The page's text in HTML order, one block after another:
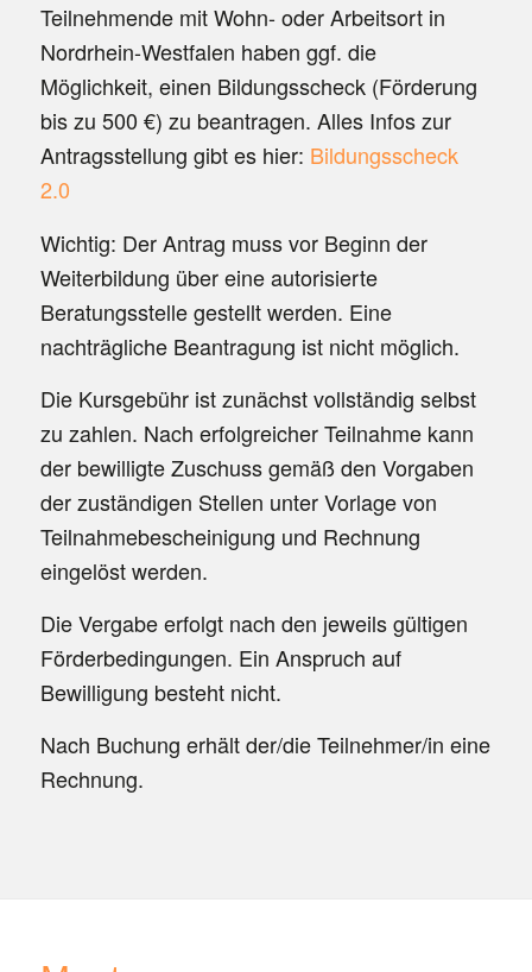
Teilnehmende mit Wohn- oder Arbeitsort in
Nordrhein-Westfalen haben ggf. die
Möglichkeit, einen Bildungsscheck (Förderung
bis zu 500 €) zu beantragen. Alles Infos zur
Antragsstellung gibt es hier: Bildungsscheck
2.0
Wichtig: Der Antrag mussvor Beginn der
Weiterbildung über eine autorisierte
Beratungsstelle gestellt werden. Eine
nachträgliche Beantragung ist nicht möglich.
Die Kursgebühr ist zunächst vollständig selbst
zu zahlen. Nach erfolgreicher Teilnahme kann
der bewilligte Zuschuss gemäß den Vorgaben
der zuständigen Stellen unter Vorlage von
Teilnahmebescheinigung und Rechnung
eingelöst werden.
Die Vergabe erfolgt nach den jeweils gültigen
Förderbedingungen. Ein Anspruch auf
Bewilligung besteht nicht.
Nach Buchung erhält der/die Teilnehmer/in eine
Rechnung.